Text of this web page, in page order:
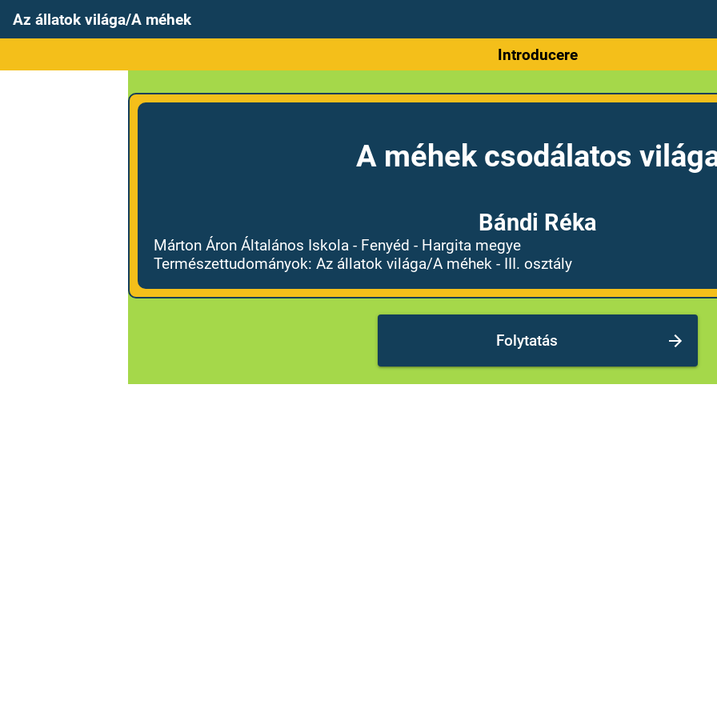
Az állatok világa/A méhek
Introducere
A méhek csodálatos
Bándi Réka
Márton Áron Általános Iskola - Fenyéd - Hargita megye
Természettudományok: Az állatok világa/A méhek - III. osztály
Folytatás